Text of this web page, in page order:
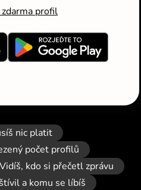
profil
nic platit
počet profilů
kdo si přečetl zprávu
a komu se líbíš